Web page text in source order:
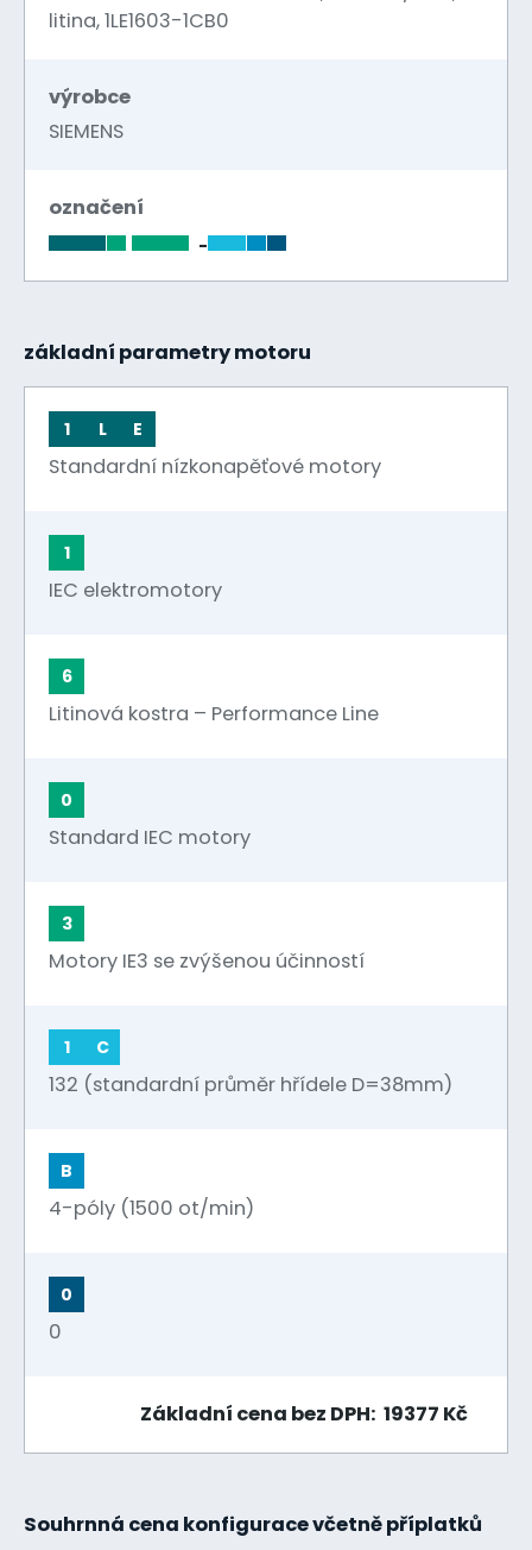
litina, 1LE1603-1CB0
výrobce
SIEMENS
označení
-
základní parametry motoru
1 L E
Standardní nízkonapěťové motory
1
IEC elektromotory
6
Litinová kostra – Performance Line
0
Standard IEC motory
3
Motory IE3 se zvýšenou účinností
1 C
132 (standardní průměr hřídele D=38mm)
B
4-póly (1500 ot/min)
0
0
Základní cena bez DPH: 19377 Kč
Souhrnná cena konfigurace včetně příplatků